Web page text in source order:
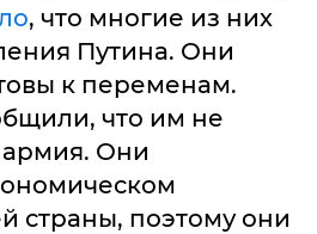
, что многие из них
Путина. Они
к переменам.
что им не
Они
страны, поэтому они